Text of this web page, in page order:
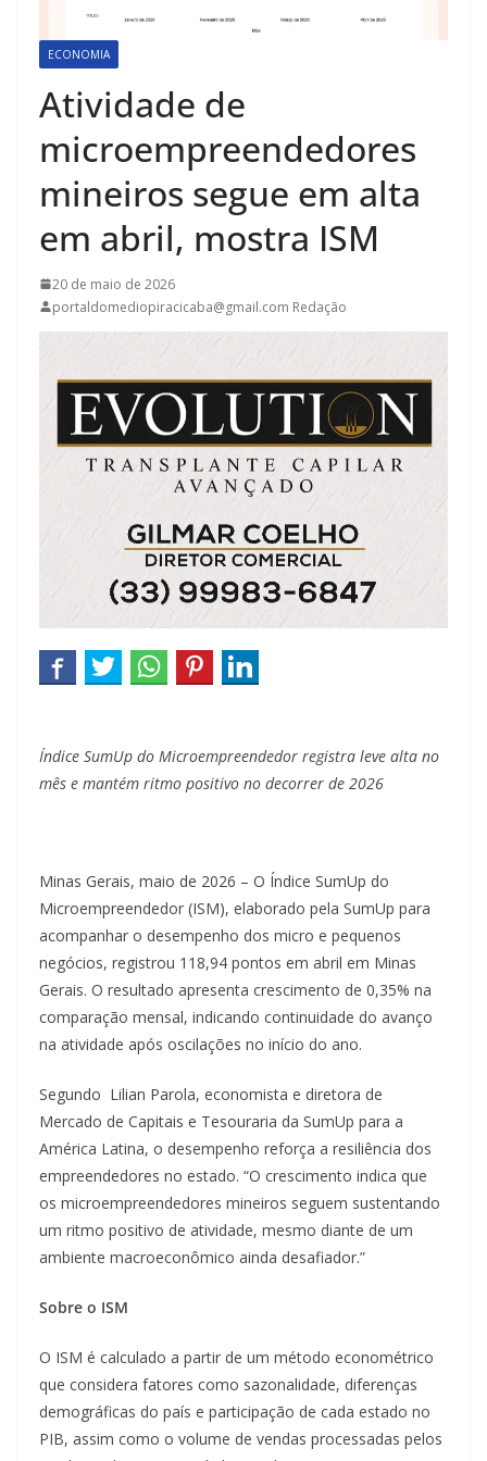
ECONOMIA
Atividade de
microempreendedores
mineiros segue em alta
em abril, mostra ISM
20 de maio de 2026
portaldomediopiracicaba@gmail.com Redação
Índice SumUp do Microempreendedor registra leve alta no
mês e mantém ritmo positivo no decorrer de 2026
Minas Gerais, maio de 2026 – O Índice SumUp do
Microempreendedor (ISM), elaborado pela SumUp para
acompanhar o desempenho dos micro e pequenos
negócios, registrou 118,94 pontos em abril em Minas
Gerais. O resultado apresenta crescimento de 0,35% na
comparação mensal, indicando continuidade do avanço
na atividade após oscilações no início do ano.
Segundo Lilian Parola, economista e diretora de
Mercado de Capitais e Tesouraria da SumUp para a
América Latina, o desempenho reforça a resiliência dos
empreendedores no estado. “O crescimento indica que
os microempreendedores mineiros seguem sustentando
um ritmo positivo de atividade, mesmo diante de um
ambiente macroeconômico ainda desafiador.”
Sobre o ISM
O ISM é calculado a partir de um método econométrico
que considera fatores como sazonalidade, diferenças
demográficas do país e participação de cada estado no
PIB, assim como o volume de vendas processadas pelos